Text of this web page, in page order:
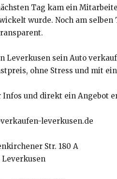
Tag kam ein
wurde. Noch am
Leverkusen sein Auto
ohne Stress und mit
Infos und direkt ein Angebot
leverkusen.de
Str. 180 A
Leverkusen